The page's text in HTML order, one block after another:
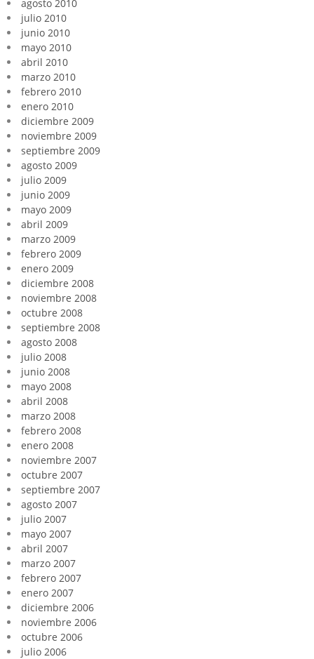
agosto 2010
julio 2010
junio 2010
mayo 2010
abril 2010
marzo 2010
febrero 2010
enero 2010
diciembre 2009
noviembre 2009
septiembre 2009
agosto 2009
julio 2009
junio 2009
mayo 2009
abril 2009
marzo 2009
febrero 2009
enero 2009
diciembre 2008
noviembre 2008
octubre 2008
septiembre 2008
agosto 2008
julio 2008
junio 2008
mayo 2008
abril 2008
marzo 2008
febrero 2008
enero 2008
noviembre 2007
octubre 2007
septiembre 2007
agosto 2007
julio 2007
mayo 2007
abril 2007
marzo 2007
febrero 2007
enero 2007
diciembre 2006
noviembre 2006
octubre 2006
julio 2006